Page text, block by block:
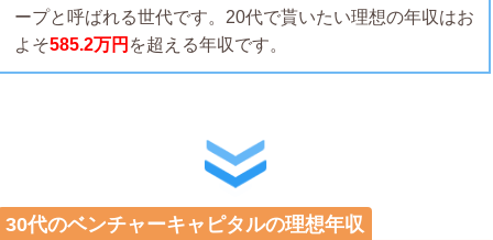
ープと呼ばれる世代です。20代で貰いたい理想の年収はお
よそ585.2万円 を超える年収です。
30代のベンチャーキャピタルの理想年収